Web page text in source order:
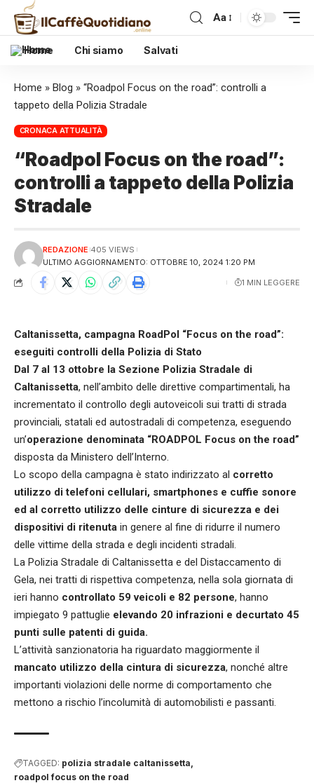
Aa
Home Chi siamo Salvati
Home » Blog » “Roadpol Focus on the road”: controlli a
tappeto della Polizia Stradale
CRONACA ATTUALITÀ
“Roadpol Focus on the road”:
controlli a tappeto della Polizia
Stradale
ULTIMO AGGIORNAMENTO: OTTOBRE 10, 2024 1:20 PM
REDAZIONE 405 VIEWS
1 MIN LEGGERE
Caltanissetta, campagna RoadPol “Focus on the road”:
eseguiti controlli della Polizia di Stato
Dal 7 al 13 ottobre la Sezione Polizia Stradale di
Caltanissetta, nell’ambito delle direttive compartimentali, ha
incrementato il controllo degli autoveicoli sui tratti di strada
provinciali, statali ed autostradali di competenza, eseguendo
un’operazione denominata “ROADPOL Focus on the road”
disposta da Ministero dell’Interno.
Lo scopo della campagna è stato indirizzato al corretto
utilizzo di telefoni cellulari, smartphones e cuffie sonore
ed al corretto utilizzo delle cinture di sicurezza e dei
dispositivi di ritenuta in genere al fine di ridurre il numero
delle vittime della strada e degli incidenti stradali.
La Polizia Stradale di Caltanissetta e del Distaccamento di
Gela, nei tratti di rispettiva competenza, nella sola giornata di
ieri hanno controllato 59 veicoli e 82 persone, hanno
impiegato 9 pattuglie elevando 20 infrazioni e decurtato 45
punti sulle patenti di guida.
L’attività sanzionatoria ha riguardato maggiormente il
mancato utilizzo della cintura di sicurezza, nonché altre
importanti violazioni delle norme di comportamento che
mettono a rischio l’incolumità di automobilisti e passanti.
TAGGED: polizia stradale caltanissetta
roadpol focus on the road